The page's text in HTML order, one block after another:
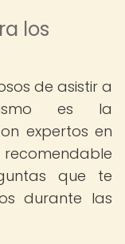
los
de asistir a
es la
expertos en
recomendable
que te
durante las